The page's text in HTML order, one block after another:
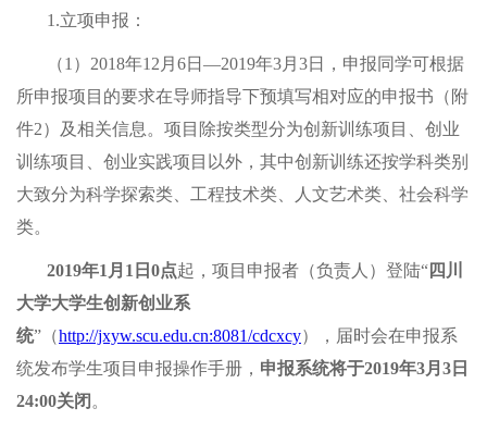
1.立项申报：
（1）2018年12月6日—2019年3月3日，申报同学可根据
所申报项目的要求在导师指导下预填写相对应的申报书（附
件2）及相关信息。项目除按类型分为创新训练项目、创业
训练项目、创业实践项目以外，其中创新训练还按学科类别
大致分为科学探索类、工程技术类、人文艺术类、社会科学
类。
2019年1 月1日0点起，项目申报者（负责人）登陆“四川
大学大学生创新创业系
统”（http://jxyw.scu.edu.cn:8081/cdcxcy），届时会在申报系
统发布学生项目申报操作手册， 申报系统将于2019年3月3日
24:00关闭 。